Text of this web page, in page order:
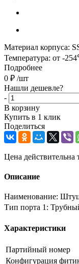
Материал корпуса:
Температура: от -
Подробнее
0 ₽ /шт
Нашли дешевле?
-
В корзину
Купить в 1 клик
Поделиться
Цена действительна
Описание
Наименование:
Тип порта 1:
Характеристики
Партийный номер
Конфигурация